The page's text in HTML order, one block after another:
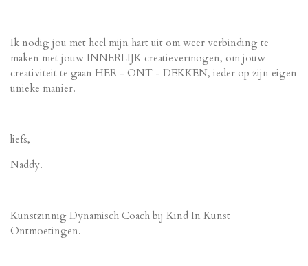
Ik nodig jou met heel mijn hart uit om weer verbinding te
maken met jouw INNERLIJK creatievermogen, om jouw
creativiteit te gaan HER - ONT - DEKKEN, ieder op zijn eigen
unieke manier.
liefs,
Naddy.
Kunstzinnig Dynamisch Coach bij Kind In Kunst
Ontmoetingen.